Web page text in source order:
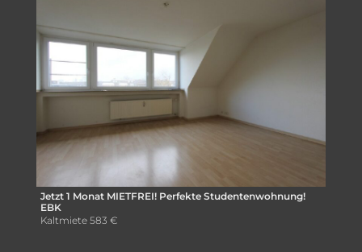
Jetzt 1 Monat MIETFREI! Perfekte Studentenwohnung!
EBK
Kaltmiete 583 €